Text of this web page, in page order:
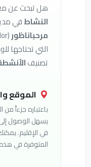
هل تبحث عن
النشاطفي
مرحباناظور
التي تحتاجها
تصنيف
الموقع
باعتباره جزءاً من
يسهل الوصول إلى
في الإقليم.
المتوفرة في